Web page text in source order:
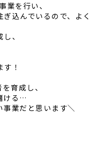
業を行い、
込んでいるので、よく
、
！
育成し、
ける…
業だと思います＼